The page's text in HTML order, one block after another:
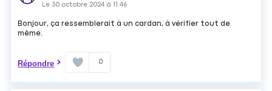
Le 30 octobre 2024 à11:46
Bonjour, ça ressemblerait à un cardan, à vérifier tout de
même.
Répondre 0